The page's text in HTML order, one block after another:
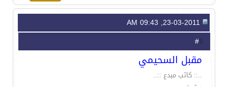
5
مقبل السحيمي
..:: كاتب مبدع ::..